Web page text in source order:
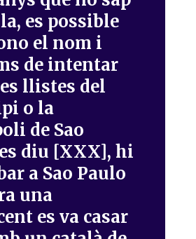
es possible
el nom i
de intentar
llistes del
o la
de Sao
diu [XXX], hi
a Sao Paulo
una
es va casar